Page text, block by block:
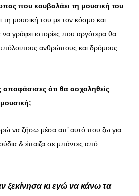
που κουβαλάει τη μουσική του
τη μουσική του με τον κόσμο και
να γράφει ιστορίες που αργότερα θα
υπόλοιπους ανθρώπους και δρόμους
αποφάσισες ότι θα ασχοληθείς
να ζήσω μέσα απ’ αυτό που ζω για
& έπαιζα σε μπάντες από
ξεκίνησα κι εγώ να κάνω τα